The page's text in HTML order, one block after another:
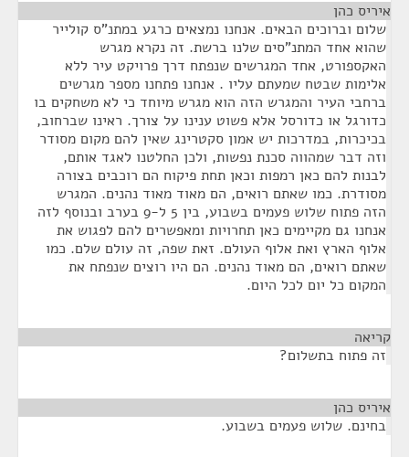
איריס כהן
שלום וברוכים הבאים. אנחנו נמצאים כרגע במתנ"ס קולייר
שהוא אחד המתנ"סים שלנו ברשת. זה נקרא מגרש
האקספורט, אחד המגרשים שנפתח דרך פרויקט עיר ללא
אלימות שבטח שמעתם עליו . אנחנו פתחנו מספר מגרשים
ברחבי העיר והמגרש הזה הוא מגרש מיוחד כי לא משחקים בו
כדורגל או כדורסל אלא פשוט ענינו על צורך. ראינו שברחוב,
בכיכרות, במדרכות יש אמון סקטרינג שאין להם מקום מסודר
וזה דבר שמהווה סכנת נפשות, ולכן החלטנו לאגד אותם,
לבנות להם כאן רמפות וכאן תחת פיקוח הם רוכבים בצורה
מסודרת. כמו שאתם רואים, הם מאוד מאוד נהנים. המגרש
הזה פתוח שלוש פעמים בשבוע, בין 5 ל-9 בערב ובנוסף לזה
אנחנו גם מקיימים כאן תחרויות ומאפשרים להם לפגוש את
אלוף הארץ ואת אלוף העולם. זאת שפה, זה עולם שלם. כמו
שאתם רואים, הם מאוד נהנים. הם היו רוצים שנפתח את
המקום כל יום לכל היום.
קריאה
זה פתוח בתשלום?
איריס כהן
בחינם. שלוש פעמים בשבוע.